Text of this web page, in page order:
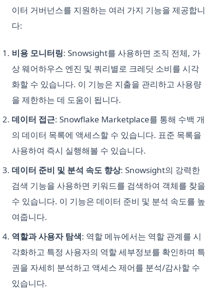
이터 거버넌스를 지원하는 여러 가지 기능을 제공합니
다:
비용 모니터링: Snowsight를 사용하면 조직 전체, 가
상 웨어하우스 엔진 및 쿼리별로 크레딧 소비를 시각
화할 수 있습니다. 이 기능은 지출을 관리하고 사용량
을 제한하는 데 도움이 됩니다.
데이터 접근: Snowflake Marketplace를 통해 수백 개
의 데이터 목록에 액세스할 수 있습니다. 표준 목록을
사용하여 즉시 실행해볼 수 있습니다.
데이터 준비 및 분석 속도 향상: Snowsight의 강력한
검색 기능을 사용하면 키워드를 검색하여 객체를 찾을
수 있습니다. 이 기능은 데이터 준비 및 분석 속도를 높
여줍니다.
역할과 사용자 탐색: 역할 메뉴에서는 역할 관계를 시
각화하고 특정 사용자의 역할 세부정보를 확인하며 특
권을 자세히 분석하고 액세스 제어를 분석/감사할 수
있습니다.